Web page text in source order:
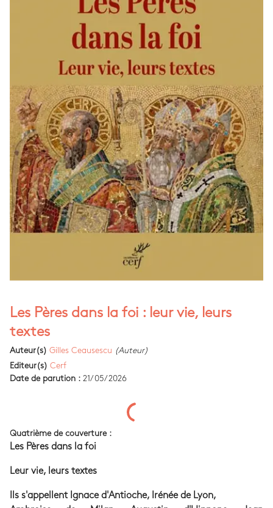
Les Pères dans la foi : leur vie, leurs
textes
Auteur(s) Gilles Ceausescu (Auteur)
Editeur(s) Cerf
Date de parution : 21/05/2026
Quatrième de couverture :
Les Pères dans la foi
Leur vie, leurs textes
Ils s'appellent Ignace d'Antioche, Irénée de Lyon,